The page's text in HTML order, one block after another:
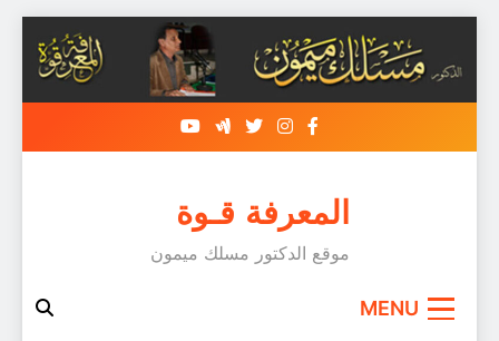
المعرفة قـوة
موقع الدكتور مسلك ميمون
MENU